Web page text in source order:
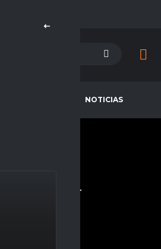
NOTICIAS
Espacio Gamer